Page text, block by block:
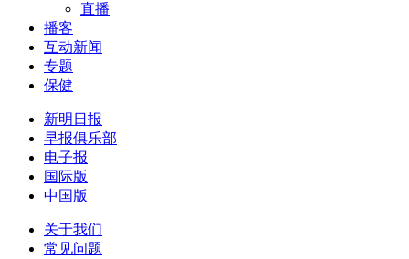
直播
播客
互动新闻
专题
保健
新明日报
早报俱乐部
电子报
国际版
中国版
关于我们
常见问题